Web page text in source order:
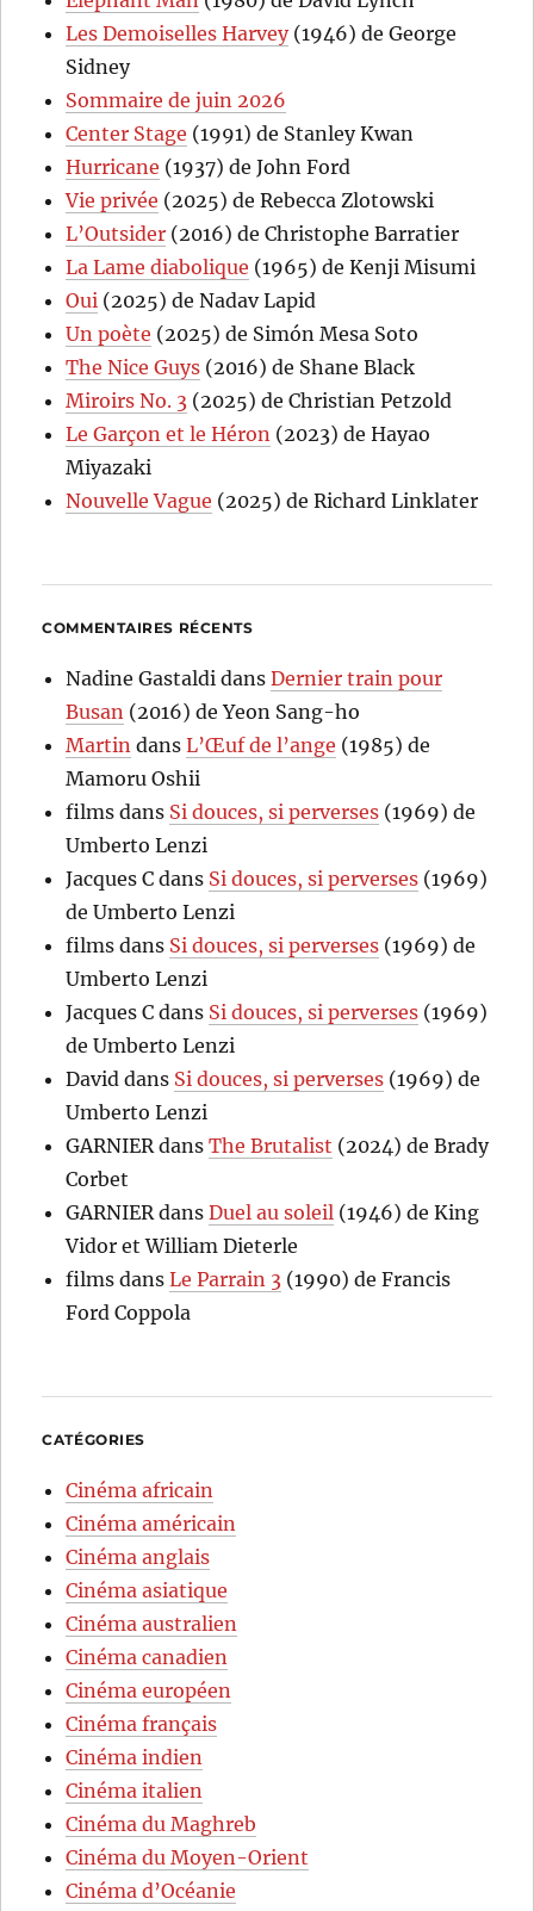
Les Demoiselles Harvey(1946) de George
Sidney
Sommaire de juin 2026
Center Stage (1991) de Stanley Kwan
Hurricane (1937) de John Ford
Vie privée (2025) de Rebecca Zlotowski
L’Outsider (2016) de Christophe Barratier
La Lame diabolique (1965) de Kenji Misumi
Oui (2025) de Nadav Lapid
Un poète (2025) de Simón Mesa Soto
The Nice Guys (2016) de Shane Black
Miroirs No. 3 (2025) de Christian Petzold
Le Garçon et le Héron (2023) de Hayao
Miyazaki
Nouvelle Vague (2025) de Richard Linklater
COMMENTAIRES RÉCENTS
Nadine Gastaldi dansDernier train pour
Busan (2016) de Yeon Sang-ho
Martin dansL’Œuf de l’ange (1985) de
Mamoru Oshii
films dans Si douces, si perverses (1969) de
Umberto Lenzi
Jacques C dans Si douces, si perverses (1969)
de Umberto Lenzi
films dans Si douces, si perverses (1969) de
Umberto Lenzi
Jacques C dans Si douces, si perverses (1969)
de Umberto Lenzi
David dans Si douces, si perverses (1969) de
Umberto Lenzi
GARNIERdansThe Brutalist (2024) de Brady
Corbet
GARNIERdansDuel au soleil (1946) de King
Vidor et William Dieterle
films dansLe Parrain 3 (1990) de Francis
Ford Coppola
CATÉGORIES
Cinéma africain
Cinéma américain
Cinéma anglais
Cinéma asiatique
Cinéma australien
Cinéma canadien
Cinéma européen
Cinéma français
Cinéma indien
Cinéma italien
Cinéma du Maghreb
Cinéma du Moyen-Orient
Cinéma d’Océanie